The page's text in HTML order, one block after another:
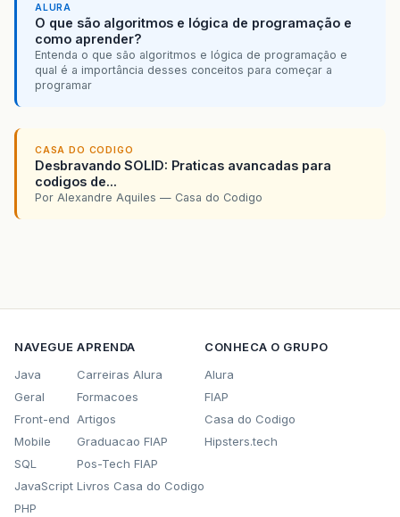
ALURA
O que são algoritmos e lógica de programação e
como aprender?
Entenda o que são algoritmos e lógica de programação e
qual é a importância desses conceitos para começar a
programar
CASA DO CODIGO
Desbravando SOLID: Praticas avancadas para
codigos de...
Por Alexandre Aquiles — Casa do Codigo
NAVEGUE
Java
Geral
Front-end
Mobile
SQL
JavaScript
PHP
APRENDA
Carreiras Alura
Formacoes
Artigos
Graduacao FIAP
Pos-Tech FIAP
Livros Casa do Codigo
CONHECA O GRUPO
Alura
FIAP
Casa do Codigo
Hipsters.tech